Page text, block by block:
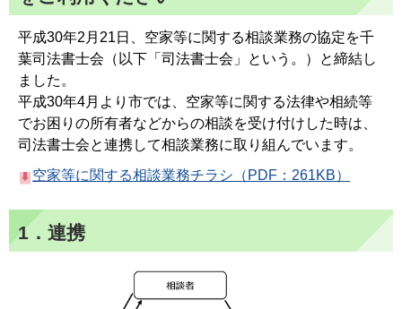
平成30年2月21日、空家等に関する相談業務の協定を千
葉司法書士会（以下「司法書士会」という。）と締結し
ました。
平成30年4月より市では、空家等に関する法律や相続等
でお困りの所有者などからの相談を受け付けした時は、
司法書士会と連携して相談業務に取り組んでいます。
空家等に関する相談業務チラシ（PDF：261KB）
1．連携